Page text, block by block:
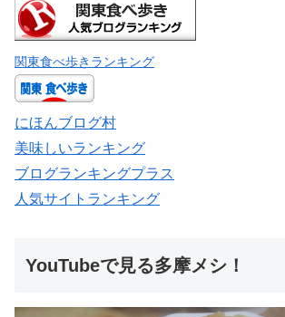
関東食べ歩きランキング
にほんブログ村
美味しいランキング
ブログランキングプラス
人気サイトランキング
YouTubeで見る多摩メシ！